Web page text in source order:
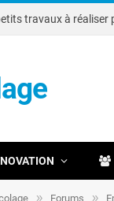
» Forums »